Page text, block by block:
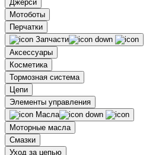
Джерси
Мотоботы
Перчатки
Запчасти
Аксессуары
Косметика
Тормозная система
Цепи
Элементы управления
Масла
Моторные масла
Смазки
Уход за цепью